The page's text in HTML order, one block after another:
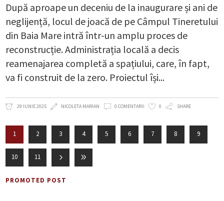
După aproape un deceniu de la inaugurare și ani de
neglijență, locul de joacă de pe Câmpul Tineretului
din Baia Mare intră într-un amplu proces de
reconstrucție. Administrația locală a decis
reamenajarea completă a spațiului, care, în fapt,
va fi construit de la zero. Proiectul își
29 IUNIE 2025 NICOLETA MARIAN 0 COMENTARII 0 SHARE
1 2 3 4 5 6 7 8 9
10 11
PROMOTED POST